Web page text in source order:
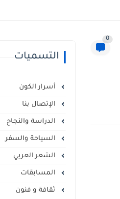
0
التسميات
أسرار الكون
الإتصال بنا
الدراسة والنجاح
السياحة والسفر
الشعر العربي
المسابقات
ثقافة و فنون